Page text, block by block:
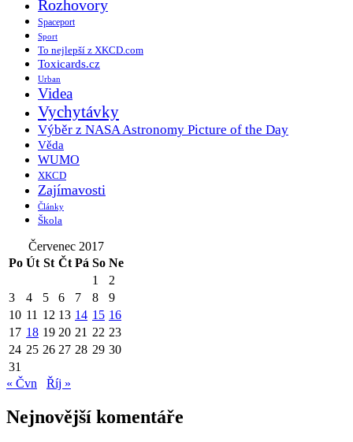
Rozhovory
Spaceport
Sport
To nejlepší z XKCD.com
Toxicards.cz
Urban
Videa
Vychytávky
Výběr z NASA Astronomy Picture of the Day
Věda
WUMO
XKCD
Zajímavosti
Články
Škola
Červenec 2017
Po Út St Čt Pá So Ne
1
2
3
4 5 6 7 8
9
10 11 12 13 14 15 16
17 18 19 20 21 22 23
24 25 26 27 28 29 30
31
« Čvn
Říj »
Nejnovější komentáře